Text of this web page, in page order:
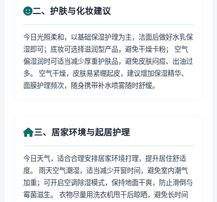
二、护肤与化妆建议
今日光照柔和，以基础保湿护理为主，洁面后做好水乳保
湿即可；底妆可选择滋润型产品，避免干燥卡粉； 空气
偏湿润时可适当减少厚重护肤品，避免皮肤闷痘、出油过
多。 空气干燥，皮肤易紧绷起皮，建议增加保湿精华、
面膜护理频次，随身携带补水喷雾随时舒缓。
三、居家环境与起居护理
今日天气，适合合理安排居家环境打理，提升居住舒适
度。 雨天空气潮湿，适当减少开窗时间，避免室内潮气
加重；可开启空调除湿模式，保持地面干爽，防止滑倒与
霉菌滋生。 衣物尽量用洗衣机甩干后晾晒，避免长时间